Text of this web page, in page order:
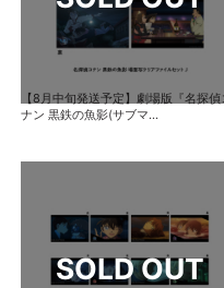
【8月中旬発送予定】劇場版『名探偵
ナン 黒鉄の魚影(サブマ...